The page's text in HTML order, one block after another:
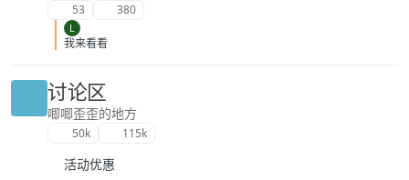
53 380
L
我来看看
讨论区
唧唧歪歪的地方
50k 115k
活动优惠